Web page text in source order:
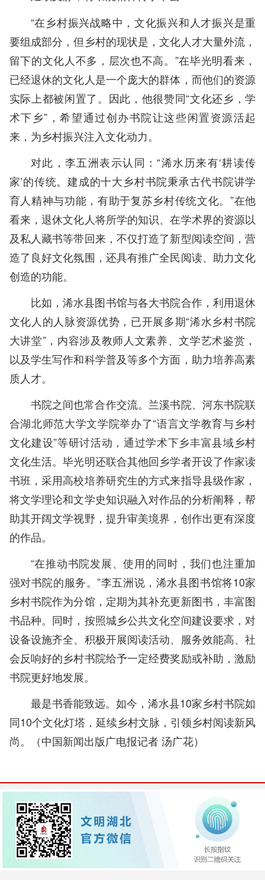
“在乡村振兴战略中，文化振兴和人才振兴是重
要组成部分，但乡村的现状是，文化人才大量外流，
留下的文化人不多，层次也不高。”在毕光明看来，
已经退休的文化人是一个庞大的群体，而他们的资源
实际上都被闲置了。因此，他很赞同“文化还乡，学
术下乡”，希望通过创办书院让这些闲置资源活起
来，为乡村振兴注入文化动力。
对此，李五洲表示认同：“浠水历来有‘耕读传
家’的传统。建成的十大乡村书院秉承古代书院讲学
育人精神与功能，有助于复苏乡村传统文化。”在他
看来，退休文化人将所学的知识、在学术界的资源以
及私人藏书等带回来，不仅打造了新型阅读空间，营
造了良好文化氛围，还具有推广全民阅读、助力文化
创造的功能。
比如，浠水县图书馆与各大书院合作，利用退休
文化人的人脉资源优势，已开展多期“浠水乡村书院
大讲堂”，内容涉及教师人文素养、文学艺术鉴赏，
以及学生写作和科学普及等多个方面，助力培养高素
质人才。
书院之间也常合作交流。兰溪书院、河东书院联
合湖北师范大学文学院举办了“语言文学教育与乡村
文化建设”等研讨活动，通过学术下乡丰富县域乡村
文化生活。毕光明还联合其他回乡学者开设了作家读
书班，采用高校培养研究生的方式来指导县级作家，
将文学理论和文学史知识融入对作品的分析阐释，帮
助其开阔文学视野，提升审美境界，创作出更有深度
的作品。
“在推动书院发展、使用的同时，我们也注重加
强对书院的服务。”李五洲说，浠水县图书馆将10家
乡村书院作为分馆，定期为其补充更新图书，丰富图
书品种。同时，按照城乡公共文化空间建设要求，对
设备设施齐全、积极开展阅读活动、服务效能高、社
会反响好的乡村书院给予一定经费奖励或补助，激励
书院更好地发展。
最是书香能致远。如今，浠水县10家乡村书院如
同10个文化灯塔，延续乡村文脉，引领乡村阅读新风
尚。（中国新闻出版广电报记者 汤广花）